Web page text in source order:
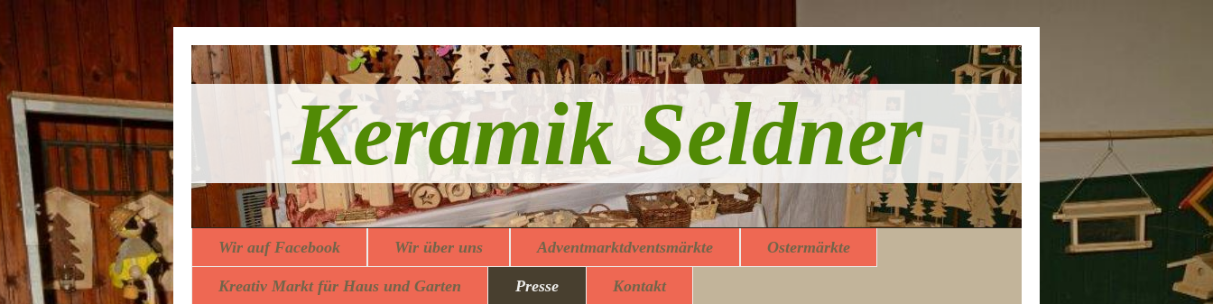
Keramik Seldner
Wir auf Facebook Wir über uns Adventmarktdventsmärkte Ostermärkte
Kreativ Markt für Haus und Garten Presse Kontakt